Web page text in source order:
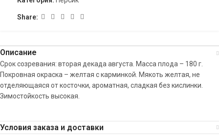
Share:
Описание
Срок созревания: вторая декада августа. Масса плода – 180 г.
Покровная окраска – желтая с карминкой. Мякоть желтая, не
отделяющаяся от косточки, ароматная, сладкая без кислинки.
Зимостойкость высокая.
Условия заказа и доставки